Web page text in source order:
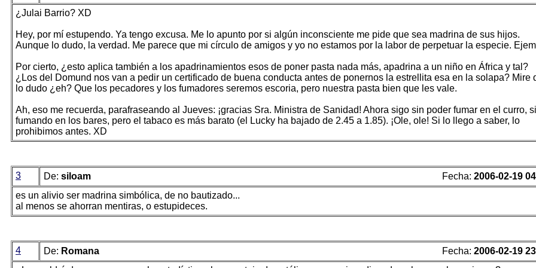
¿Julai Barrio? XD
Hey, por mí estupendo. Ya tengo excusa. Me lo apunto por si algún inconsciente me pide que sea madrina de sus hijos.
Aunque lo dudo, la verdad. Me parece que mi círculo de amigos y yo no estamos por la labor de perpetuar la especie.
Por cierto, ¿esto aplica también a los apadrinamientos esos de poner pasta nada más, apadrina a un niño en África y tal?
¿Los del Domund nos van a pedir un certificado de buena conducta antes de ponernos la estrellita esa en la solapa? Mire
lo dudo ¿eh? Que los pecadores y los fumadores seremos escoria, pero nuestra pasta bien que les vale.
Ah, eso me recuerda, parafraseando al Jueves: ¡gracias Sra. Ministra de Sanidad! Ahora sigo sin poder fumar en el curro,
fumando en los bares, pero el tabaco es más barato (el Lucky ha bajado de 2.45 a 1.85). ¡Ole, ole! Si lo llego a saber, lo
prohibimos antes. XD
3 De: siloam Fecha: 2006-02-19
es un alivio ser madrina simbólica, de no bautizado...
al menos se ahorran mentiras, o estupideces.
4 De: Romana Fecha: 2006-02-19